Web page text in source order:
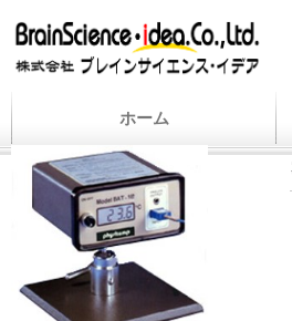
ホーム